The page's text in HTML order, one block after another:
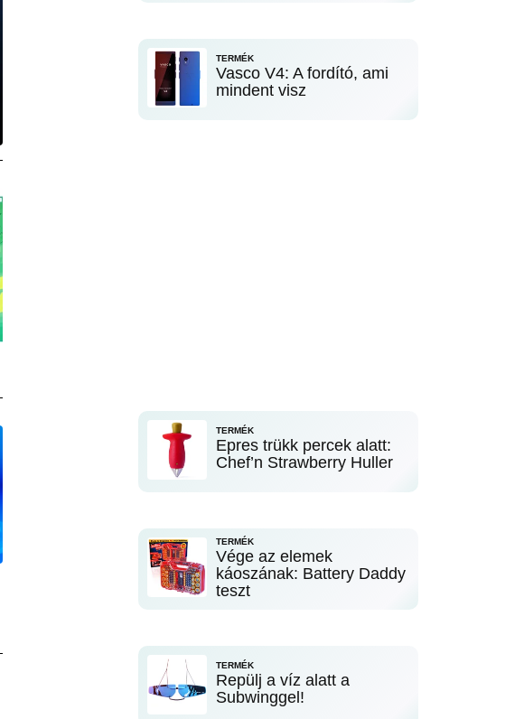
TERMÉK
Vasco V4: A fordító, ami
mindent visz
TERMÉK
Epres trükk percek alatt:
Chef’n Strawberry Huller
TERMÉK
Vége az elemek
káoszának: Battery Daddy
teszt
TERMÉK
Repülj a víz alatt a
Subwinggel!